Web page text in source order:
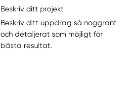
Beskriv ditt projekt
Beskriv ditt uppdrag så noggrant
och detaljerat som möjligt för
bästa resultat.